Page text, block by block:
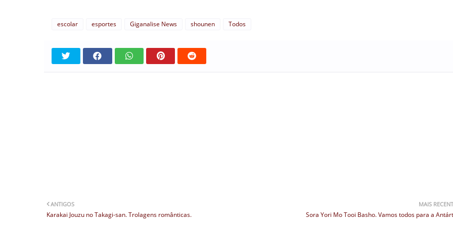
escolar esportes Giganalise News shounen Todos
MAIS
Sora Yori Mo Tooi Basho. Vamos todos para a
ANTIGOS
Karakai Jouzu no Takagi-san. Trolagens românticas.